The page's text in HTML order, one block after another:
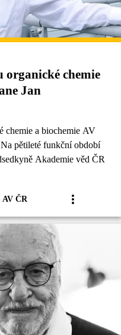
organické chemie
Jan
chemie a biochemie AV
pětileté funkční období
Akademie věd ČR
AV ČR